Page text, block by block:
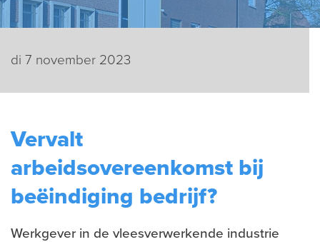
di 7 november 2023
Vervalt
arbeidsovereenkomst bij
beëindiging bedrijf?
Werkgever in de vleesverwerkende industrie